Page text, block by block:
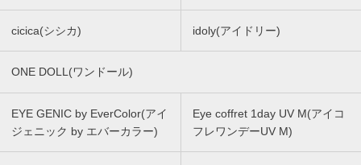
cicica(シシカ) idoly(アイドリー)
ONE DOLL(ワンドール)
EYE GENIC by EverColor(アイ
ジェニック by エバーカラー)
Eye coffret 1day UV M(アイコ
フレワンデーUV M)